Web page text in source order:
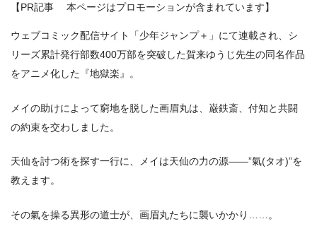
【PR記事 本ページはプロモーションが含まれています】
ウェブコミック配信サイト「少年ジャンプ＋」にて連載され、シ
リーズ累計発行部数400万部を突破した賀来ゆうじ先生の同名作品
をアニメ化した『地獄楽』。
メイの助けによって窮地を脱した画眉丸は、巌鉄斎、付知と共闘
の約束を交わしました。
天仙を討つ術を探す一行に、メイは天仙の力の源――”氣(タオ)”を
教えます。
その氣を操る異形の道士が、画眉丸たちに襲いかかり……。